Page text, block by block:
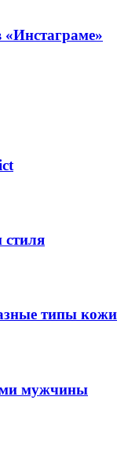
типы кожи
мужчины